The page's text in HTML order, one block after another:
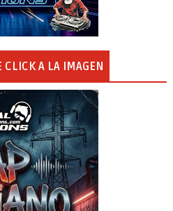
CLICK A LA IMAGEN